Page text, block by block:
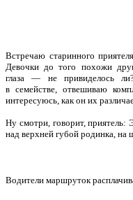
Встречаю старинного
Девочки до того похожи
глаза — не привиделось
в семействе, отвешиваю
интересуюсь, как он их
Ну смотри, говорит, приятель:
над верхней губой родинка,
Водители маршруток